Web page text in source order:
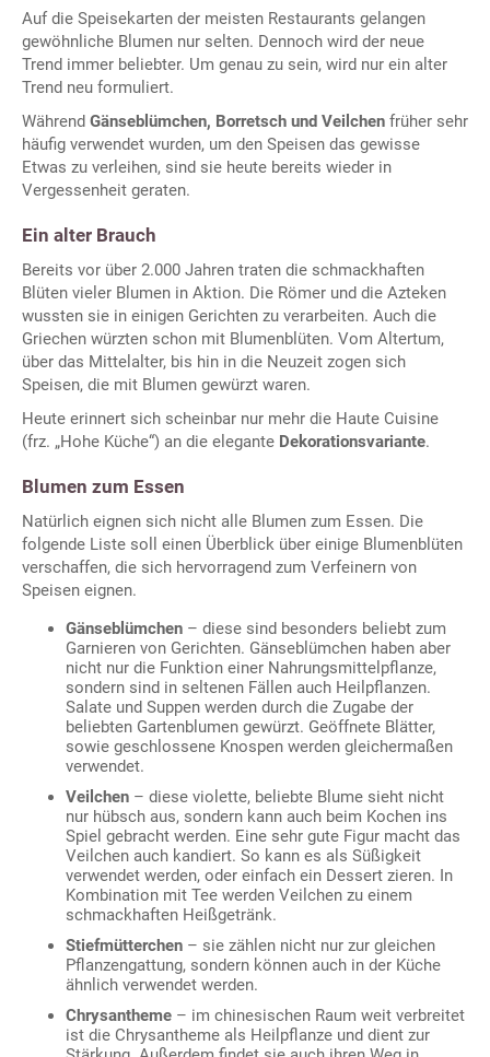
Auf die Speisekarten der meisten Restaurants gelangen
gewöhnliche Blumen nur selten. Dennoch wird der neue
Trend immer beliebter. Um genau zu sein, wird nur ein alter
Trend neu formuliert.
Während Gänseblümchen, Borretsch und Veilchen früher sehr
häufig verwendet wurden, um den Speisen das gewisse
Etwas zu verleihen, sind sie heute bereits wieder in
Vergessenheit geraten.
Ein alter Brauch
Bereits vor über 2.000 Jahren traten die schmackhaften
Blüten vieler Blumen in Aktion. Die Römer und die Azteken
wussten sie in einigen Gerichten zu verarbeiten. Auch die
Griechen würzten schon mit Blumenblüten. Vom Altertum,
über das Mittelalter, bis hin in die Neuzeit zogen sich
Speisen, die mit Blumen gewürzt waren.
Heute erinnert sich scheinbar nur mehr die Haute Cuisine
(frz. „Hohe Küche“) an die elegante Dekorationsvariante.
Blumen zum Essen
Natürlich eignen sich nicht alle Blumen zum Essen. Die
folgende Liste soll einen Überblick über einige Blumenblüten
verschaffen, die sich hervorragend zum Verfeinern von
Speisen eignen.
Gänseblümchen – diese sind besonders beliebt zum
Garnieren von Gerichten. Gänseblümchen haben aber
nicht nur die Funktion einer Nahrungsmittelpflanze,
sondern sind in seltenen Fällen auch Heilpflanzen.
Salate und Suppen werden durch die Zugabe der
beliebten Gartenblumen gewürzt. Geöffnete Blätter,
sowie geschlossene Knospen werden gleichermaßen
verwendet.
Veilchen – diese violette, beliebte Blume sieht nicht
nur hübsch aus, sondern kann auch beim Kochen ins
Spiel gebracht werden. Eine sehr gute Figur macht das
Veilchen auch kandiert. So kann es als Süßigkeit
verwendet werden, oder einfach ein Dessert zieren. In
Kombination mit Tee werden Veilchen zu einem
schmackhaften Heißgetränk.
Stiefmütterchen – sie zählen nicht nur zur gleichen
Pflanzengattung, sondern können auch in der Küche
ähnlich verwendet werden.
Chrysantheme – im chinesischen Raum weit verbreitet
ist die Chrysantheme als Heilpflanze und dient zur